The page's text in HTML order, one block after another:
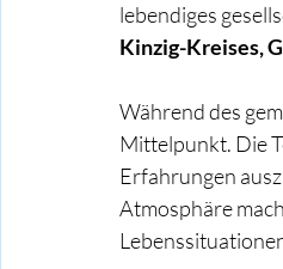
lebendiges
Kinzig-Kreises,
Während des
Mittelpunkt. Die
Erfahrungen
Atmosphäre